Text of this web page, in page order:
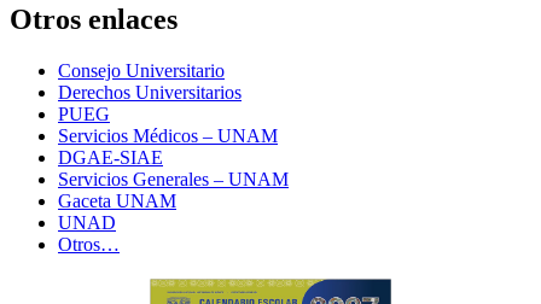
Otros enlaces
Consejo Universitario
Derechos Universitarios
PUEG
Servicios Médicos – UNAM
DGAE-SIAE
Servicios Generales – UNAM
Gaceta UNAM
UNAD
Otros…